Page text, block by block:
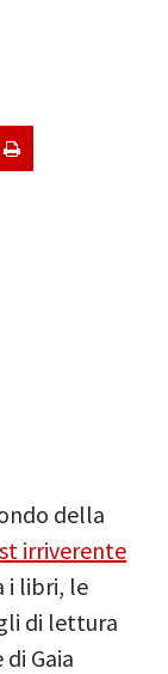
della
irriverente
i libri, le
di lettura
Gaia